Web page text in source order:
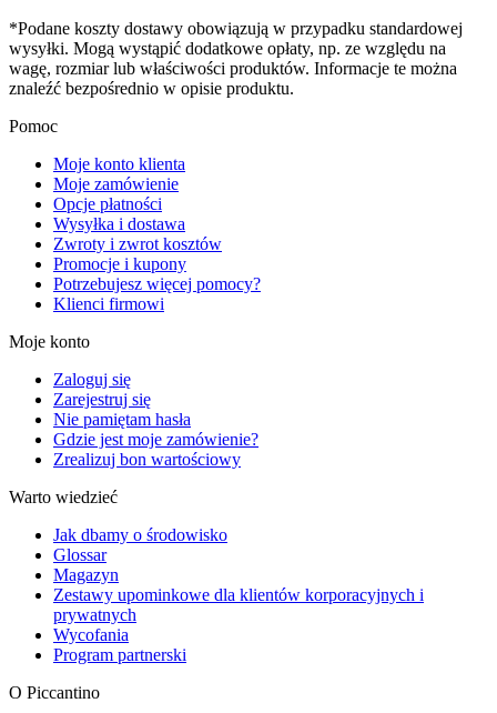
*Podane koszty dostawy obowiązują w przypadku standardowej
wysyłki. Mogą wystąpić dodatkowe opłaty, np. ze względu na
wagę, rozmiar lub właściwości produktów. Informacje te można
znaleźć bezpośrednio w opisie produktu.
Pomoc
Moje konto klienta
Moje zamówienie
Opcje płatności
Wysyłka i dostawa
Zwroty i zwrot kosztów
Promocje i kupony
Potrzebujesz więcej pomocy?
Klienci firmowi
Moje konto
Zaloguj się
Zarejestruj się
Nie pamiętam hasła
Gdzie jest moje zamówienie?
Zrealizuj bon wartościowy
Warto wiedzieć
Jak dbamy o środowisko
Glossar
Magazyn
Zestawy upominkowe dla klientów korporacyjnych i
prywatnych
Wycofania
Program partnerski
O Piccantino